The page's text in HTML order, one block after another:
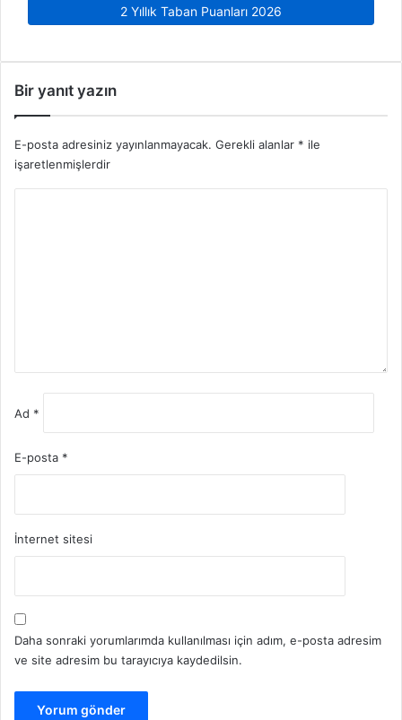
2 Yıllık Taban Puanları 2026
Bir yanıt yazın
E-posta adresiniz yayınlanmayacak. Gerekli alanlar * ile
işaretlenmişlerdir
Ad *
E-posta *
İnternet sitesi
Daha sonraki yorumlarımda kullanılması için adım, e-posta adresim
ve site adresim bu tarayıcıya kaydedilsin.